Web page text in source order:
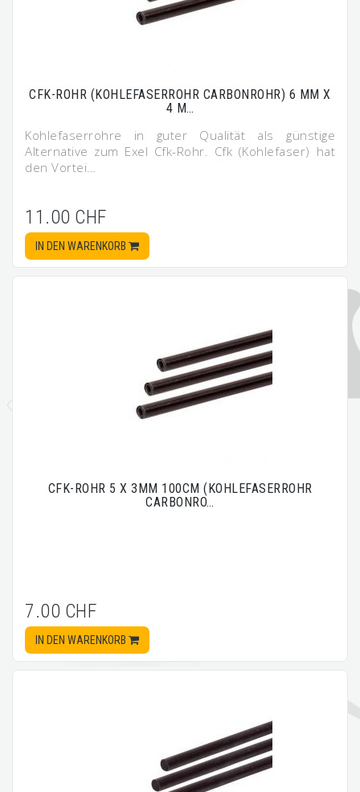
CFK-ROHR (KOHLEFASERROHR CARBONROHR) 6 MM X
4 M…
Kohlefaserrohre in guter Qualität als günstige
Alternative zum Exel Cfk-Rohr. Cfk (Kohlefaser) hat
den Vortei…
11.00 CHF
IN DEN WARENKORB
CFK-ROHR 5 X 3MM 100CM (KOHLEFASERROHR
CARBONRO…
7.00 CHF
IN DEN WARENKORB